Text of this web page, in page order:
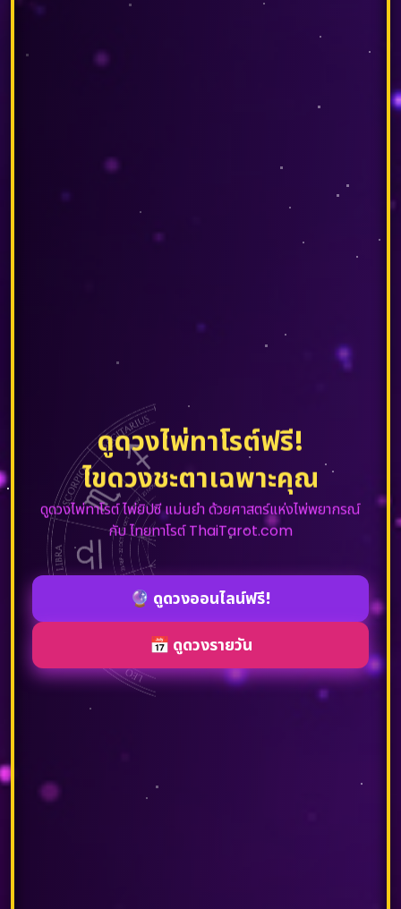
ดูดวงไพ่ทาโรต์ฟรี!
ไขดวงชะตาเฉพาะคุณ
ดูดวงไพ่ทาโรต์ ไพ่ยิปซี แม่นยำ ด้วยศาสตร์แห่งไพ่พยากรณ์
กับ ไทยทาโรต์ ThaiTarot.com
🔮 ดูดวงออนไลน์ฟรี!
📅 ดูดวงรายวัน